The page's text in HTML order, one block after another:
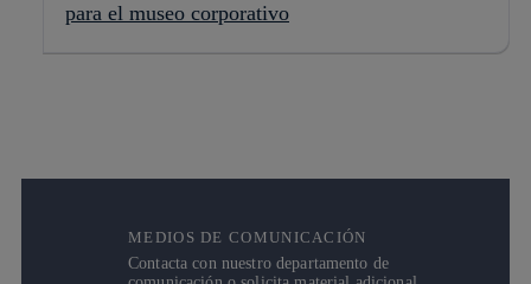
para el museo corporativo
MEDIOS DE COMUNICACIÓN
Contacta con nuestro departamento de